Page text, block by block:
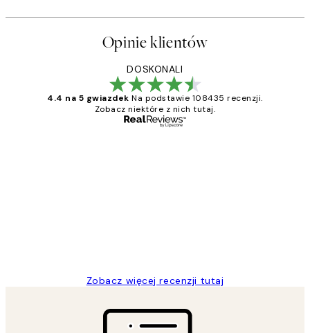
Opinie klientów
DOSKONALI
4.4 na 5 gwiazdek Na podstawie 108435 recenzji.
Zobacz niektóre z nich tutaj.
Zobacz więcej recenzji tutaj